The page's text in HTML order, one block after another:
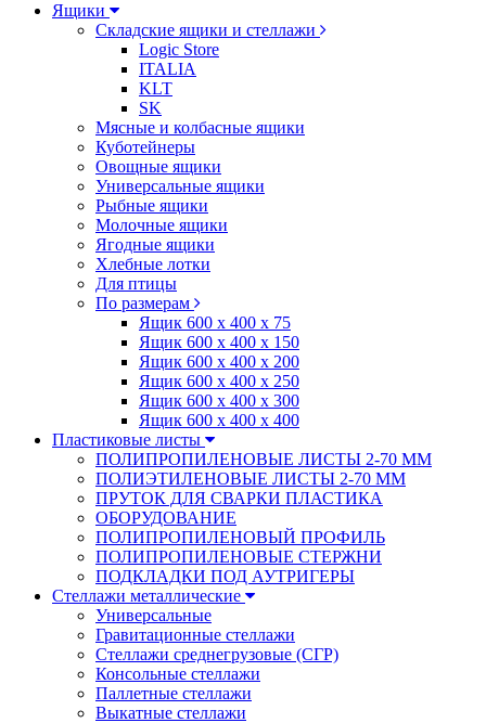
Ящики
Складские ящики и стеллажи
Logic Store
ITALIA
KLT
SK
Мясные и колбасные ящики
Куботейнеры
Овощные ящики
Универсальные ящики
Рыбные ящики
Молочные ящики
Ягодные ящики
Хлебные лотки
Для птицы
По размерам
Ящик 600 х 400 х 75
Ящик 600 х 400 х 150
Ящик 600 х 400 х 200
Ящик 600 х 400 х 250
Ящик 600 х 400 х 300
Ящик 600 х 400 х 400
Пластиковые листы
ПОЛИПРОПИЛЕНОВЫЕ ЛИСТЫ 2-70 ММ
ПОЛИЭТИЛЕНОВЫЕ ЛИСТЫ 2-70 ММ
ПРУТОК ДЛЯ СВАРКИ ПЛАСТИКА
ОБОРУДОВАНИЕ
ПОЛИПРОПИЛЕНОВЫЙ ПРОФИЛЬ
ПОЛИПРОПИЛЕНОВЫЕ СТЕРЖНИ
ПОДКЛАДКИ ПОД АУТРИГЕРЫ
Стеллажи металлические
Универсальные
Гравитационные стеллажи
Стеллажи среднегрузовые (СГР)
Консольные стеллажи
Паллетные стеллажи
Выкатные стеллажи